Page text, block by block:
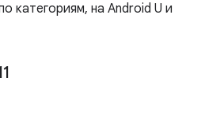
категориям, на Android U и